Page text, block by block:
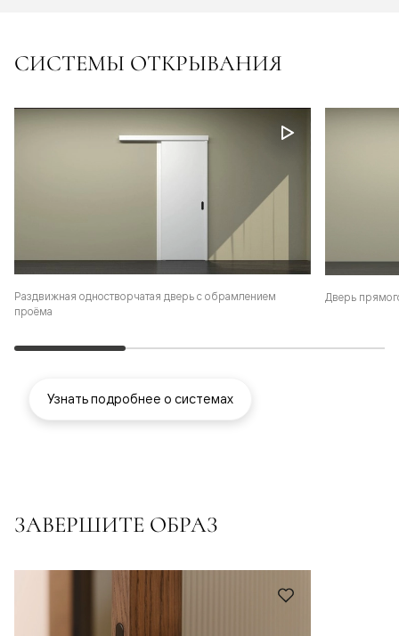
СИСТЕМЫ ОТКРЫВАНИЯ
Раздвижная одностворчатая дверь с обрамлением
проёма
Дверь
Узнать подробнее о системах
ЗАВЕРШИТЕ ОБРАЗ